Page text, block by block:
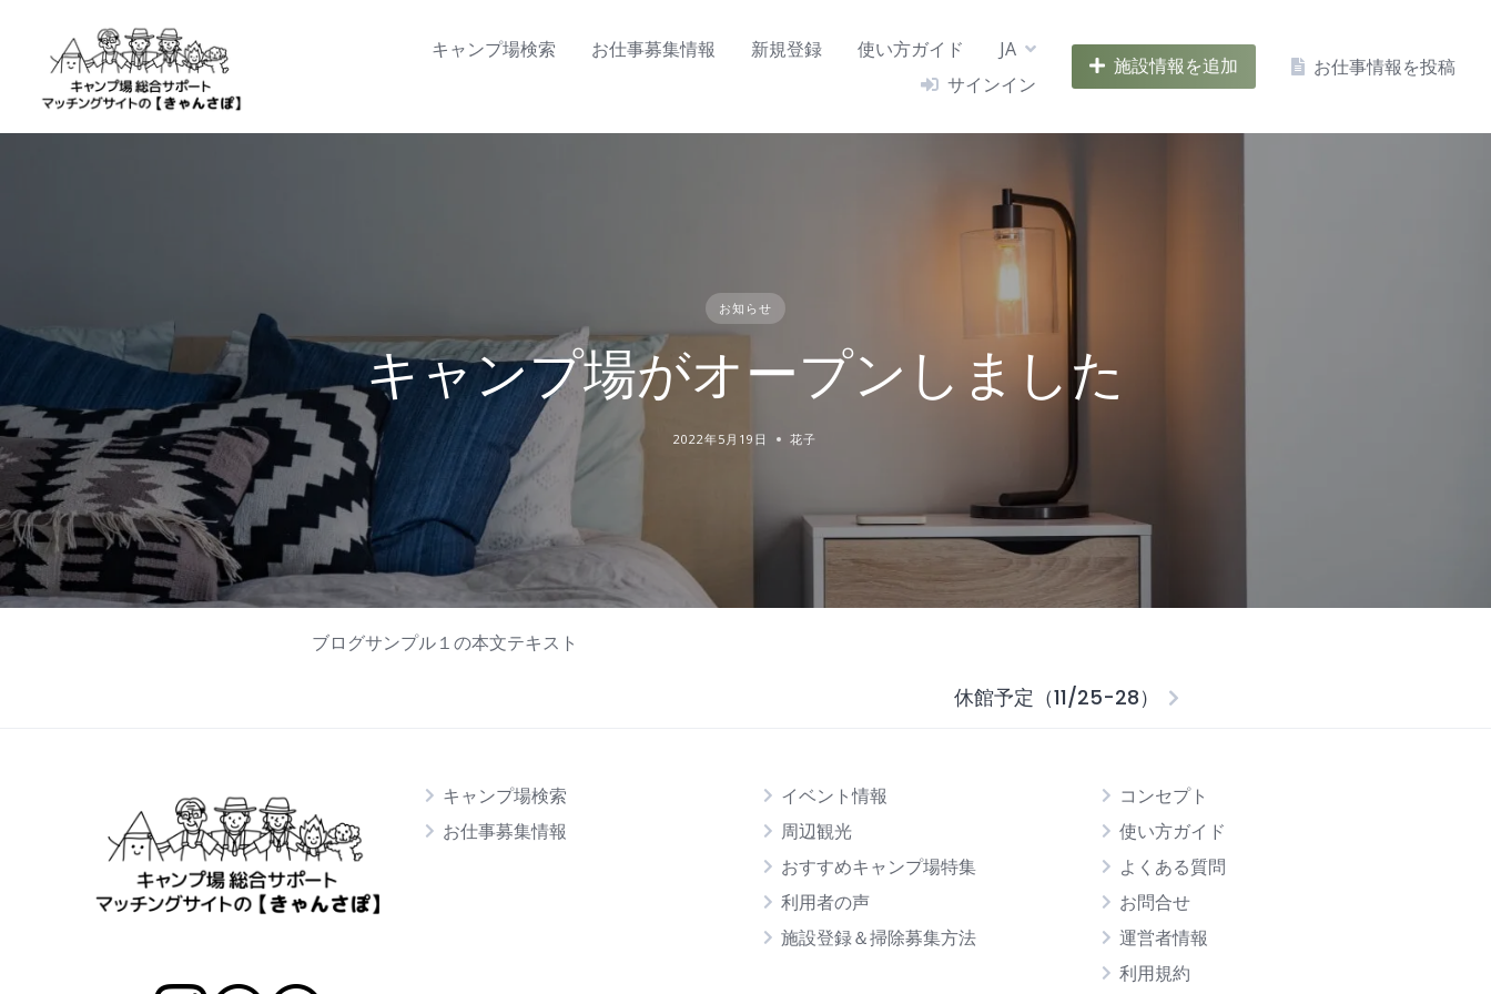
content
キャンプ場検索 お仕事募集情報 新規登録 使い方ガイド
JA
サインイン
施設情報を追加 お仕事情報を投稿
お知らせ
キャンプ場がオープンしました
2022年5月19日 花子
ブログサンプル１の本文テキスト
休館予定（11/25-28）
キャンプ場検索
お仕事募集情報
イベント情報
周辺観光
おすすめキャンプ場特集
利用者の声
施設登録＆掃除募集方法
コンセプト
使い方ガイド
よくある質問
お問合せ
運営者情報
利用規約